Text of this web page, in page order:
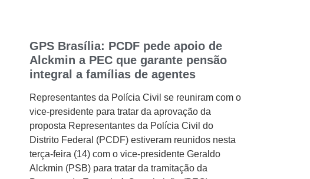
GPS Brasília: PCDF pede apoio de
Alckmin a PEC que garante pensão
integral a famílias de agentes
Representantes da Polícia Civil se reuniram com o
vice-presidente para tratar da aprovação da
proposta Representantes da Polícia Civil do
Distrito Federal (PCDF) estiveram reunidos nesta
terça-feira (14) com o vice-presidente Geraldo
Alckmin (PSB) para tratar da tramitação da